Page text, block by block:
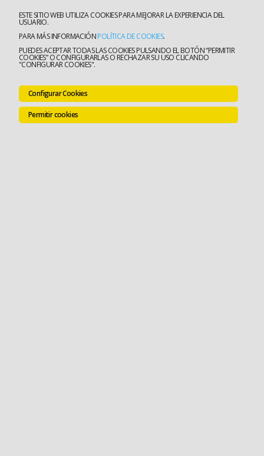
ESTE SITIO WEB UTILIZA COOKIES PARA MEJORAR LA EXPERIENCIA DEL
USUARIO.
PARA MÁS INFORMACIÓNPOLÍTICA DE COOKIES.
PUEDES ACEPTAR TODAS LAS COOKIES PULSANDO EL BOTÓN “PERMITIR
COOKIES” O CONFIGURARLAS O RECHAZAR SU USO CLICANDO
"CONFIGURAR COOKIES".
Configurar Cookies
Permitir cookies